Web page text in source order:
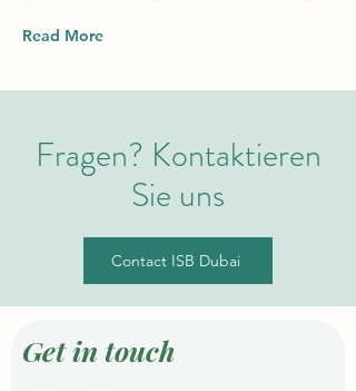
Read More
Fragen? Kontaktieren
Sie uns
Contact ISB Dubai
Get in touch